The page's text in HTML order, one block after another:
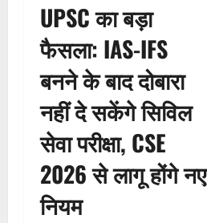
UPSC का बड़ा
फैसला: IAS-IFS
बनने के बाद दोबारा
नहीं दे सकेंगे सिविल
सेवा परीक्षा, CSE
2026 से लागू होंगे नए
नियम